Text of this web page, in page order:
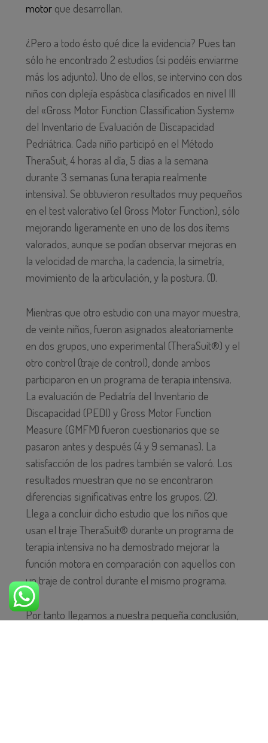
motorque desarrollan.
¿Pero a todo ésto qué dice la evidencia? Pues tan
sólo he encontrado 2 estudios (si podéis enviarme
más los adjunto). Uno de ellos, se intervino con dos
niños con diplejía espástica clasificados en nivel III
del «Gross Motor Function Classification System»
del Inventario de Evaluación de Discapacidad
Pedriátrica. Cada niño participó en el Método
TheraSuit, 4 horas al día, 5 días a la semana
durante 3 semanas (una terapia realmente
intensiva). Se obtuvieron resultados muy pequeños
en el test valorativo (el Gross Motor Function), sólo
mejorando ligeramente en uno de los dos ítems
valorados, aunque se podían observar mejoras en
la velocidad de marcha, la cadencia, la simetría,
movimiento de la articulación, y la postura. (1).
Mientras que otro estudio con una mayor muestra,
de veinte niños, fueron asignados aleatoriamente
en dos grupos, uno experimental (TheraSuit®) y el
otro control (traje de control), donde ambos
participaron en un programa de terapia intensiva.
La evaluación de Pediatría del Inventario de
Discapacidad (PEDI) y Gross Motor Function
Measure (GMFM) fueron cuestionarios que se
pasaron antes y después (4 y 9 semanas). La
satisfacción de los padres también se valoró. Los
resultados muestran que no se encontraron
diferencias significativas entre los grupos. (2).
Llega a concluir dicho estudio que los niños que
usan el traje TheraSuit® durante un programa de
terapia intensiva no ha demostrado mejorar la
función motora en comparación con aquellos con
un traje de control durante el mismo programa.
Por tanto llegamos a nuestra pequeña conclusión,